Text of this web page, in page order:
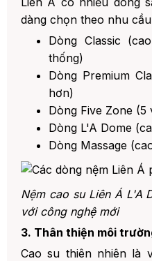
dàng chọn theo nhu
Dòng Classic
thống)
Dòng Premium
hơn)
Dòng Five Zone
Dòng L'A Dome
Dòng Massage
Nệm cao su Liên Á L'A
với công nghệ mới
3. Thân thiện môi
Cao su thiên nhiên là